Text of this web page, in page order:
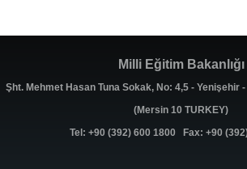
Milli Eğitim Bakanlığı
Şht. Mehmet Hasan Tuna Sokak, No: 4,5 - Yenişehir
(Mersin 10 TURKEY)
Tel: +90 (392) 600 1800 Fax: +90